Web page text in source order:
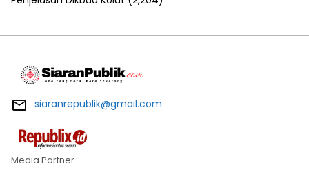
siaranrepublik@gmail.com
Media Partner